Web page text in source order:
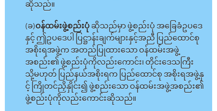
ဆိုသည်။
(ခ)ဝန်ထမ်းဖွဲ့စည်းပုံ ဆိုသည်မှာ ဖွဲ့စည်းပုံ အခြေခံဥပဒေ
နှင့် ဤဥပဒေပါ ပြဋ္ဌာန်းချက်များနှင့်အညီ ပြည်ထောင်စု
အစိုးရအဖွဲ့က အတည်ပြုထားသော ဝန်ထမ်းအဖွဲ့
အစည်း၏ ဖွဲ့စည်းပုံကိုလည်းကောင်း၊ တိုင်းဒေသကြီး
သို့မဟုတ် ပြည်နယ်အစိုးရက ပြည်ထောင်စု အစိုးရအဖွဲ့နှ
င့် ကြိုတင်ညှိနှိုင်း၍ ဖွဲ့စည်းသော ဝန်ထမ်းအဖွဲ့အစည်း၏
ဖွဲ့စည်းပုံကိုလည်းကောင်းဆိုသည်။